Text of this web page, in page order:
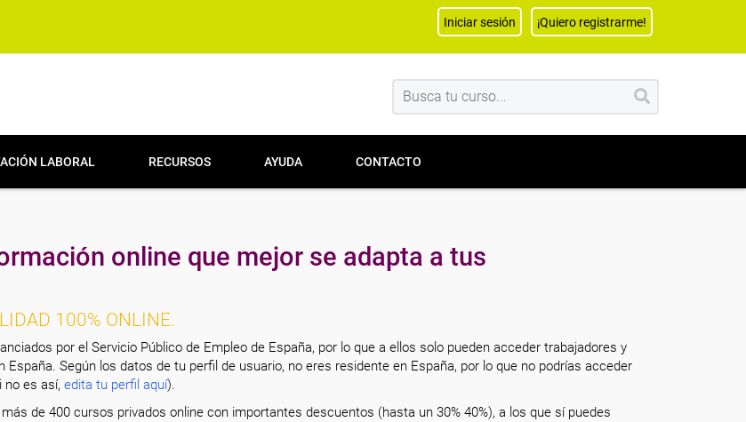
Iniciar sesión ¡Quiero registrarme!
LABORAL RECURSOS AYUDA CONTACTO
online que mejor se adapta a tus
100% ONLINE.
por el Servicio Público de Empleo de España, por lo que a ellos solo pueden acceder trabajadores y
España. Según los datos de tu perfil de usuario, no eres residente en España, por lo que no podrías acceder
es así, edita tu perfil aquí).
de 400 cursos privados online con importantes descuentos (hasta un 30% 40%), a los que sí puedes